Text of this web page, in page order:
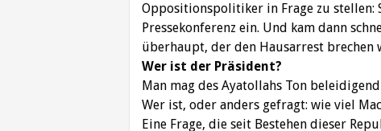
Oppositionspolitiker in Frage zu stellen:
Pressekonferenz ein. Und kam dann
überhaupt, der den Hausarrest brechen
Wer ist der Präsident?
Man mag des Ayatollahs Ton
Wer ist, oder anders gefragt: wie viel
Eine Frage, die seit Bestehen dieser